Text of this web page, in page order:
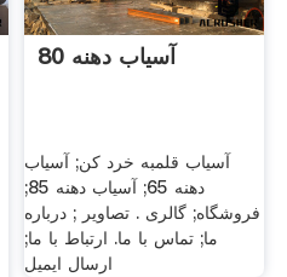
آسیاب دهنه 80
آسیاب قلمبه خرد کن; آسیاب
دهنه 65; آسیاب دهنه 85;
فروشگاه; گالری . تصاویر ; درباره
ما; تماس با ما. ارتباط با ما;
ارسال ایمیل